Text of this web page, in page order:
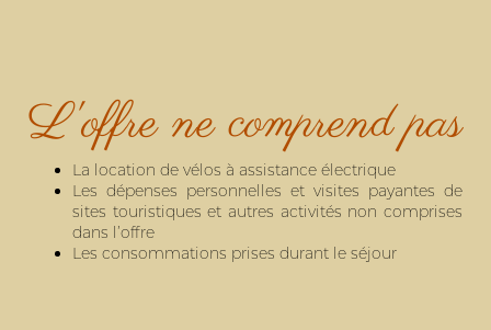
L'offre ne comprend pas
La location de vélos à assistance électrique
Les dépenses personnelles et visites payantes de
sites touristiques et autres activités non comprises
dans l’offre
Les consommations prises durant le séjour